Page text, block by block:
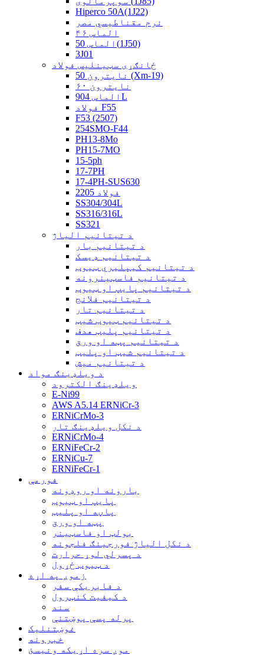
Hiperco 50A(1J22)
نرم مقناطیسي مصر
الماس ۴۶
الماس 50(1J50)
3J01
ځانګړی سټینلیس فولاد
نايترون 50 (Xm-19)
نايترون ۶۰
الماس 904L
فولاد F55
F53 (2507)
254SMO-F44
PH13-8Mo
PH15-7MO
15-5ph
17-7PH
17-4PH-SUS630
فولاد 2205
SS304/304L
SS316/316L
SS321
د تیتانیم الیاژ
د تیتانیم بار
د تیتانیم ډیسک
د تیتانیم کیپلیري ټیوب
د تیتانیم فاسټینرونه
د تیتانیم پایپ او ټیوب
د تیتانیم فلانج
د تیتانیم تار
د تیتانیم ټیوب شیټ
د تیتانیم پلیټ هدف
د تیتانیم پټه او ورق
د تیتانیم شیټ او پلیټ
د تیتانیم میش
د ویلډینګ مواد
ویلډینګ الکترود
E-Ni99
AWS A5.14 ERNiCr-3
ERNiCrMo-3
د نکل ویلډینګ تار
ERNiCrMo-4
ERNiFeCr-2
ERNiCu-7
ERNiFeCr-1
فورمې
بارونه او روډونه
پایپ او ټیوب
پاڼه او پلیټ
پټه او ورق
بولټ او فاسټینر
د نکل الیاژ فورجینګ فلجونه
د پسرلي لوړ حرارت
د ټیوب ځړول
زموږ په اړه
د فابریکې سفر
د کیفیت کنټرول
سند
پرله پسې پوښتنې
غوښتنلیک
خبرونه
موږ سره اړیکه ونیسئ